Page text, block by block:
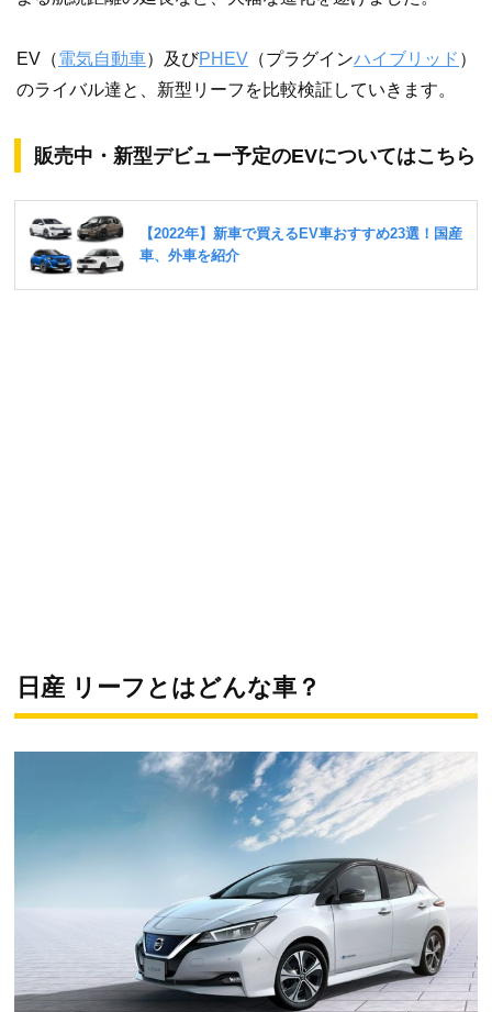
EV（電気自動車）及びPHEV （プラグインハイブリッド ）
のライバル達と、新型リーフを比較検証していきます。
販売中・新型デビュー予定のEVについてはこちら
日産 リーフとはどんな車？